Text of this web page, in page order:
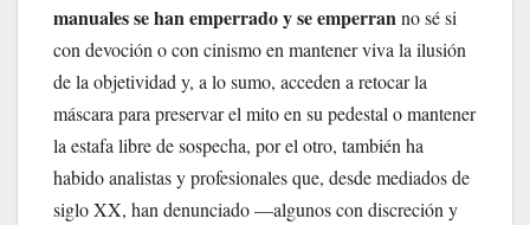
manuales se han emperrado y se emperranno sé si
con devoción o con cinismo en mantener viva la ilusión
de la objetividad y, a lo sumo, acceden a retocar la
máscara para preservar el mito en su pedestal o mantener
la estafa libre de sospecha, por el otro, también ha
habido analistas y profesionales que, desde mediados de
siglo XX, han denunciado —algunos con discreción y